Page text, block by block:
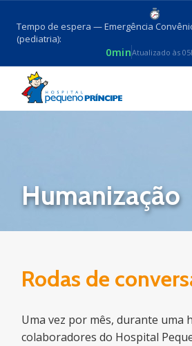
Tempo de espera — Emergência
(pediatria):
0minAtualizado às
Voltar
Humanização
Rodas de
Uma vez por mês, durante uma
colaboradores do Hospital